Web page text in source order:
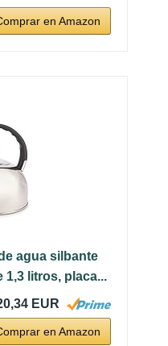
en Amazon
agua silbante
1,3 litros, placa...
EUR
en Amazon